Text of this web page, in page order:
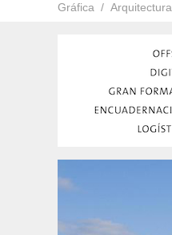
Gráfica Arquitectura